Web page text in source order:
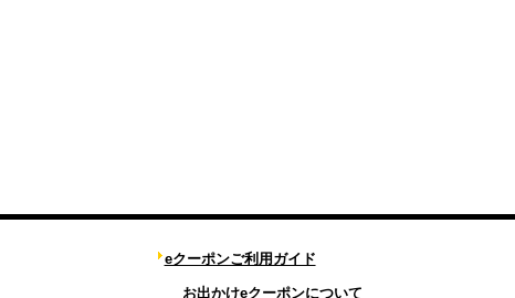
eクーポンご利用ガイド
お出かけeクーポンについて